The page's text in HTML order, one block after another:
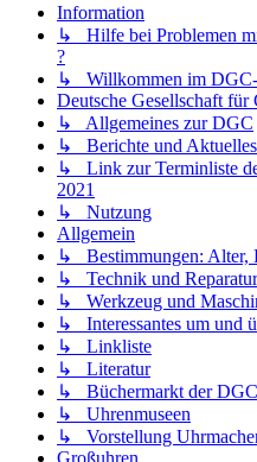
Information
↳ Hilfe bei Problemen
?
↳ Willkommen im
Deutsche Gesellschaft für
↳ Allgemeines zur DGC
↳ Berichte und Aktuelles
↳ Link zur Terminliste
2021
↳ Nutzung
Allgemein
↳ Bestimmungen: Alter,
↳ Technik und
↳ Werkzeug und
↳ Interessantes um und
↳ Linkliste
↳ Literatur
↳ Büchermarkt der DGC
↳ Uhrenmuseen
↳ Vorstellung
Großuhren